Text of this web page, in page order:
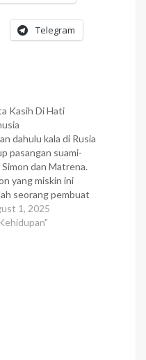
Telegram
Kasih Di Hati
dahulu kala di Rusia
pasangan suami-
dan Matrena.
yang miskin ini
seorang pembuat
Meskipun
tidaklah
1, 2025